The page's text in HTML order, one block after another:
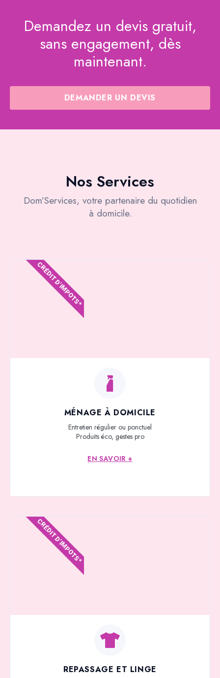
Demandez un devis gratuit,
sans engagement, dès
maintenant.
DEMANDER UN DEVIS
Nos Services
Dom’Services, votre partenaire du quotidien
à domicile.
MÉNAGE À DOMICILE
Entretien régulier ou ponctuel
Produits éco, gestes pro
EN SAVOIR +
CRÉDIT D'IMPOTS*
REPASSAGE ET LINGE
CRÉDIT D'IMPOTS*